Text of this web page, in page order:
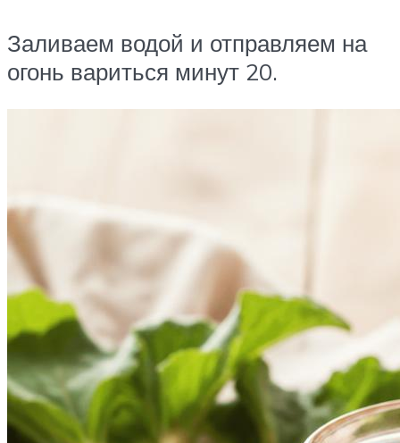
Заливаем водой и отправляем на
огонь вариться минут 20.